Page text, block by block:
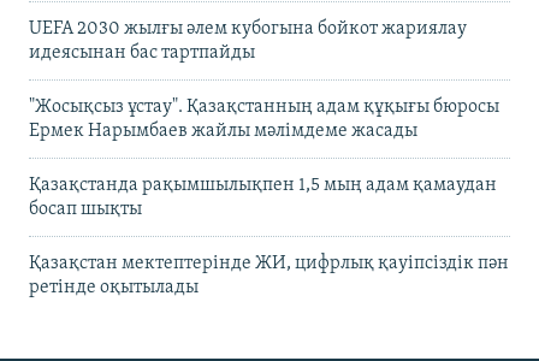
UEFA 2030 жылғы әлем кубогына бойкот жариялау
идеясынан бас тартпайды
"Жосықсыз ұстау". Қазақстанның адам құқығы бюросы
Ермек Нарымбаев жайлы мәлімдеме жасады
Қазақстанда рақымшылықпен 1,5 мың адам қамаудан
босап шықты
Қазақстан мектептерінде ЖИ, цифрлық қауіпсіздік пән
ретінде оқытылады